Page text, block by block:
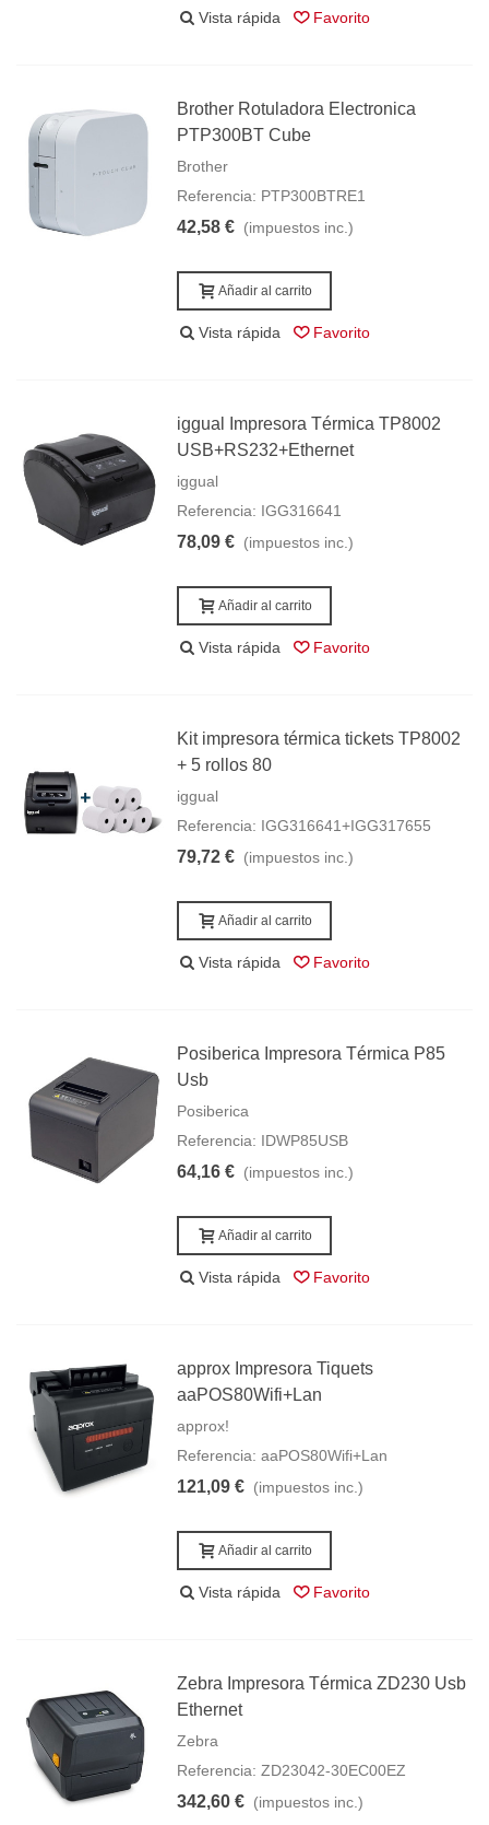
Vista rápida Favorito
Brother Rotuladora Electronica
PTP300BT Cube
Brother
Referencia: PTP300BTRE1
42,58 € (impuestos inc.)
Añadir al carrito
Vista rápida Favorito
iggual Impresora Térmica TP8002
USB+RS232+Ethernet
iggual
Referencia: IGG316641
78,09 € (impuestos inc.)
Añadir al carrito
Vista rápida Favorito
Kit impresora térmica tickets TP8002
+ 5 rollos 80
iggual
Referencia: IGG316641+IGG317655
79,72 € (impuestos inc.)
Añadir al carrito
Vista rápida Favorito
Posiberica Impresora Térmica P85
Usb
Posiberica
Referencia: IDWP85USB
64,16 € (impuestos inc.)
Añadir al carrito
Vista rápida Favorito
approx Impresora Tiquets
aaPOS80Wifi+Lan
approx!
Referencia: aaPOS80Wifi+Lan
121,09 € (impuestos inc.)
Añadir al carrito
Vista rápida Favorito
Zebra Impresora Térmica ZD230 Usb
Ethernet
Zebra
Referencia: ZD23042-30EC00EZ
342,60 € (impuestos inc.)